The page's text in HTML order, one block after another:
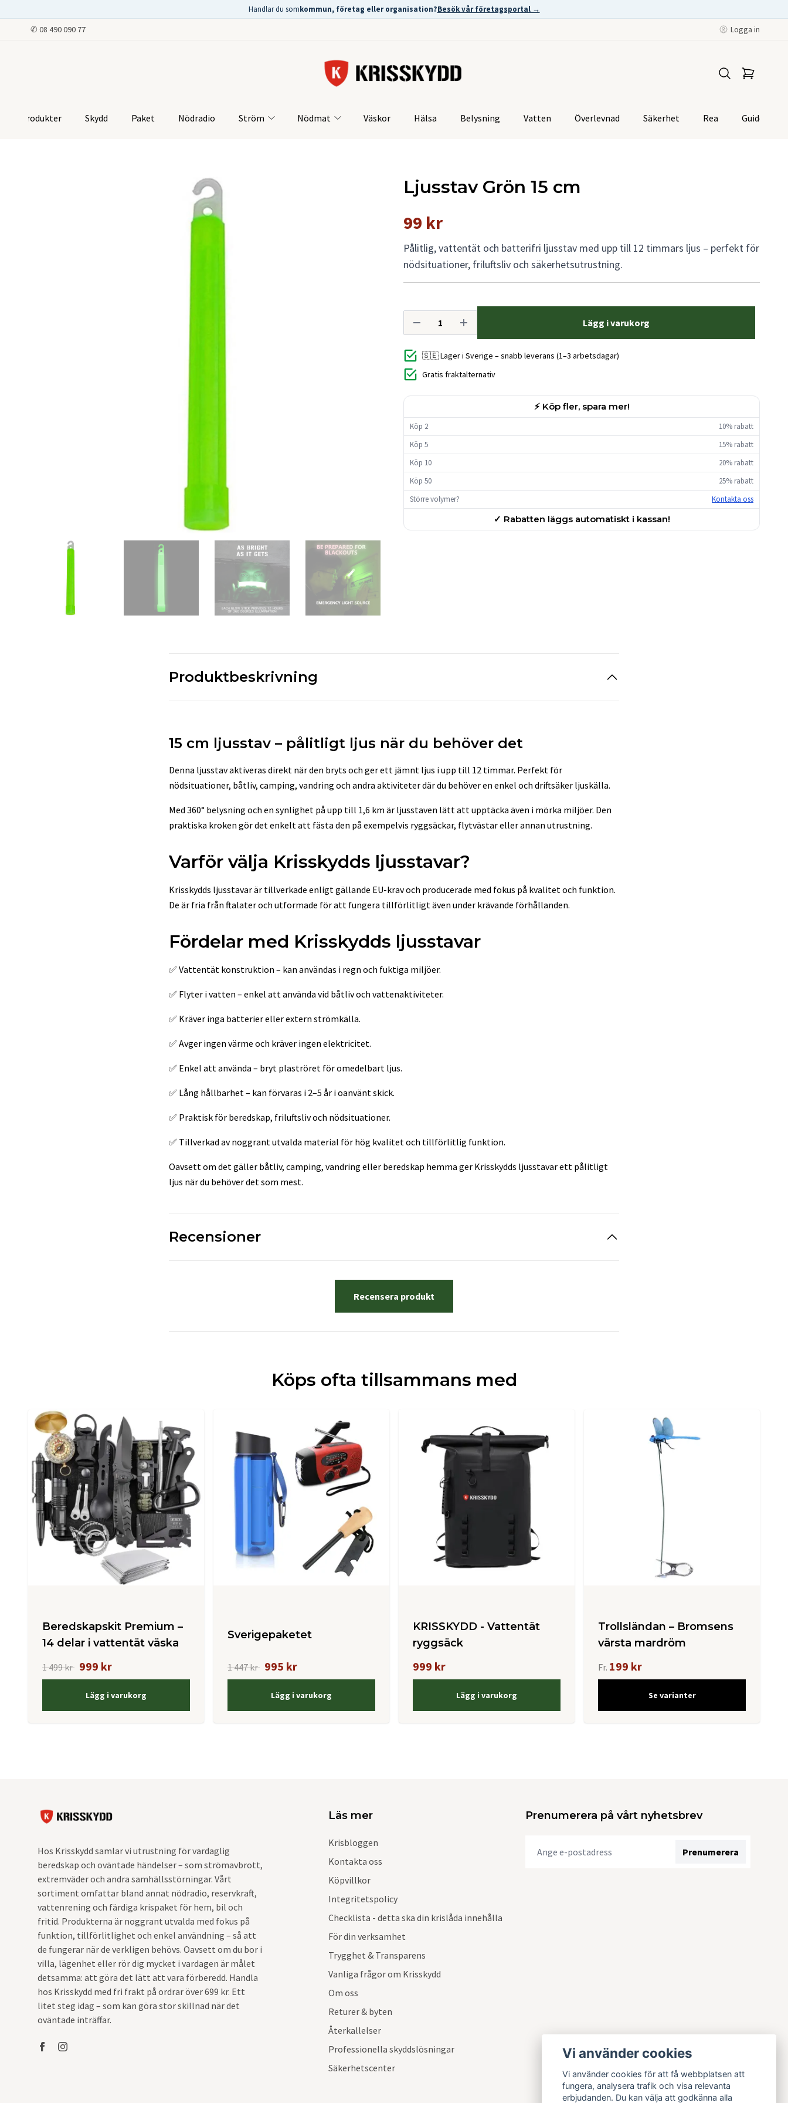
Handlar du somkommun, företag eller organisation?Besök vår företagsportal →
✆ 08 490 090 77 Logga in
Produkter Skydd Paket Nödradio Ström Nödmat Väskor Hälsa Belysning Vatten Överlevnad Säkerhet Rea Guider
Ljusstav Grön 15 cm
99 kr
Pålitlig, vattentät och batterifri ljusstav med upp till 12 timmars ljus – perfekt för
nödsituationer, friluftsliv och säkerhetsutrustning.
Lägg i varukorg
🇸🇪 Lager i Sverige – snabb leverans (1–3 arbetsdagar)
Gratis fraktalternativ
⚡ Köp fler, spara mer!
Köp 2
10% rabatt
Köp 5
15% rabatt
Köp 10
20% rabatt
Köp 50
25% rabatt
Större volymer?
Kontakta oss
✓ Rabatten läggs automatiskt i kassan!
Produktbeskrivning
15 cm ljusstav – pålitligt ljus när du behöver det
Denna ljusstav aktiveras direkt när den bryts och ger ett jämnt ljus i upp till 12 timmar. Perfekt för
nödsituationer, båtliv, camping, vandring och andra aktiviteter där du behöver en enkel och driftsäker ljuskälla.
Med 360° belysning och en synlighet på upp till 1,6 km är ljusstaven lätt att upptäcka även i mörka miljöer. Den
praktiska kroken gör det enkelt att fästa den på exempelvis ryggsäckar, flytvästar eller annan utrustning.
Varför välja Krisskydds ljusstavar?
Krisskydds ljusstavar är tillverkade enligt gällande EU-krav och producerade med fokus på kvalitet och funktion.
De är fria från ftalater och utformade för att fungera tillförlitligt även under krävande förhållanden.
Fördelar med Krisskydds ljusstavar
✅ Vattentät konstruktion – kan användas i regn och fuktiga miljöer.
✅ Flyter i vatten – enkel att använda vid båtliv och vattenaktiviteter.
✅ Kräver inga batterier eller extern strömkälla.
✅ Avger ingen värme och kräver ingen elektricitet.
✅ Enkel att använda – bryt plaströret för omedelbart ljus.
✅ Lång hållbarhet – kan förvaras i 2–5 år i oanvänt skick.
✅ Praktisk för beredskap, friluftsliv och nödsituationer.
✅ Tillverkad av noggrant utvalda material för hög kvalitet och tillförlitlig funktion.
Oavsett om det gäller båtliv, camping, vandring eller beredskap hemma ger Krisskydds ljusstavar ett pålitligt
ljus när du behöver det som mest.
Recensioner
Recensera produkt
Köps ofta tillsammans med
Beredskapskit Premium –
14 delar i vattentät väska
1 499 kr 999 kr
Lägg i varukorg
Sverigepaketet
1 447 kr 995 kr
Lägg i varukorg
KRISSKYDD - Vattentät
ryggsäck
999 kr
Lägg i varukorg
Trollsländan – Bromsens
värsta mardröm
Fr. 199 kr
Se varianter
Hos Krisskydd samlar vi utrustning för vardaglig
beredskap och oväntade händelser – som strömavbrott,
extremväder och andra samhällsstörningar. Vårt
sortiment omfattar bland annat nödradio, reservkraft,
vattenrening och färdiga krispaket för hem, bil och
fritid. Produkterna är noggrant utvalda med fokus på
funktion, tillförlitlighet och enkel användning – så att
de fungerar när de verkligen behövs. Oavsett om du bor i
villa, lägenhet eller rör dig mycket i vardagen är målet
detsamma: att göra det lätt att vara förberedd. Handla
hos Krisskydd med fri frakt på ordrar över 699 kr. Ett
litet steg idag – som kan göra stor skillnad när det
oväntade inträffar.
Läs mer
Krisbloggen
Kontakta oss
Köpvillkor
Integritetspolicy
Checklista - detta ska din krislåda innehålla
För din verksamhet
Trygghet & Transparens
Vanliga frågor om Krisskydd
Om oss
Returer & byten
Återkallelser
Professionella skyddslösningar
Säkerhetscenter
Prenumerera på vårt nyhetsbrev
Prenumerera
Vi använder cookies
Vi använder cookies för att få webbplatsen att
fungera, analysera trafik och visa relevanta
erbjudanden. Du kan välja att godkänna alla